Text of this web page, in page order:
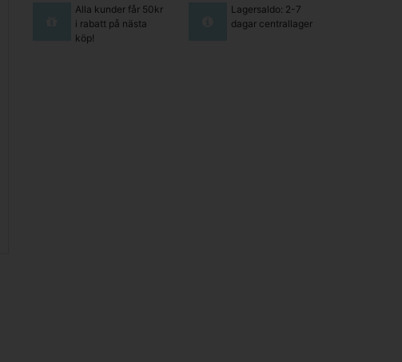
Alla kunder får 50kr
i rabatt på nästa
köp!
Lagersaldo: 2-7
dagar centrallager